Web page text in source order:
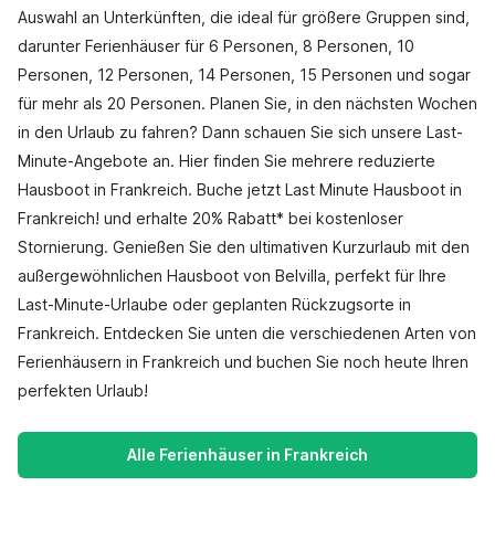
Auswahl an Unterkünften, die ideal für größere Gruppen sind,
darunter Ferienhäuser für 6 Personen, 8 Personen, 10
Personen, 12 Personen, 14 Personen, 15 Personen und sogar
für mehr als 20 Personen. Planen Sie, in den nächsten Wochen
in den Urlaub zu fahren? Dann schauen Sie sich unsere Last-
Minute-Angebote an. Hier finden Sie mehrere reduzierte
Hausboot in Frankreich. Buche jetzt Last Minute Hausboot in
Frankreich! und erhalte 20% Rabatt* bei kostenloser
Stornierung. Genießen Sie den ultimativen Kurzurlaub mit den
außergewöhnlichen Hausboot von Belvilla, perfekt für Ihre
Last-Minute-Urlaube oder geplanten Rückzugsorte in
Frankreich. Entdecken Sie unten die verschiedenen Arten von
Ferienhäusern in Frankreich und buchen Sie noch heute Ihren
perfekten Urlaub!
Alle Ferienhäuser in Frankreich